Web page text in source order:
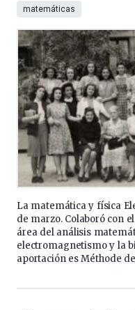
matemáticas
La matemática y física
de marzo. Colaboró con
área del análisis
electromagnetismo y la
aportación es Méthode